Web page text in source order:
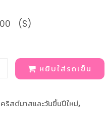
(S)
หยิบใส่รถเข็น
ริสต์มาสและวันขึ้นปีใหม่,